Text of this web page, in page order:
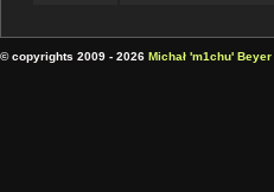
© copyrights 2009 - 2026 Michał 'm1chu' Beyer